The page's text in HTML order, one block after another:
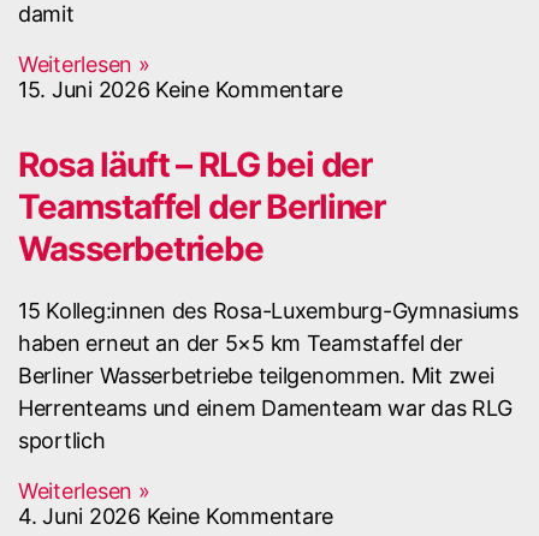
damit
Weiterlesen »
15. Juni 2026 Keine Kommentare
Rosa läuft – RLG bei der
Teamstaffel der Berliner
Wasserbetriebe
15 Kolleg:innen des Rosa-Luxemburg-Gymnasiums
haben erneut an der 5×5 km Teamstaffel der
Berliner Wasserbetriebe teilgenommen. Mit zwei
Herrenteams und einem Damenteam war das RLG
sportlich
Weiterlesen »
4. Juni 2026 Keine Kommentare